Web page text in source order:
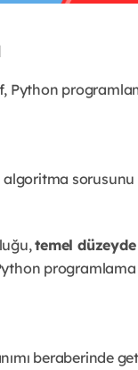
Python
sorusunu
temel
Python
beraberinde